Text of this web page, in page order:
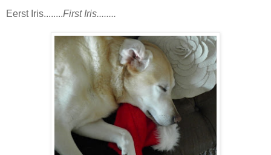
Eerst Iris........First Iris........